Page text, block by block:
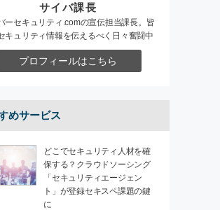
サイバ課長
ーセキュリティ.comの宣伝担当課長。皆
キュリティ情報を伝えるべく日々奮闘中
プロフィールはこちら
めサービス
どこでセキュリティ人材を確
保する？クラウドソーシング
「セキュリティエージェン
ト」が登録セキスペ課題の鍵
に